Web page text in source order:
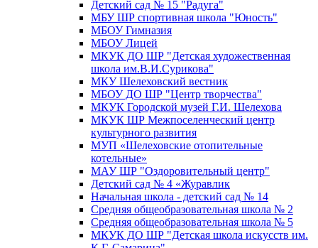
Детский сад № 15 "Радуга"
МБУ ШР спортивная школа "Юность"
МБОУ Гимназия
МБОУ Лицей
МКУК ДО ШР "Детская художественная
школа им.В.И.Сурикова"
МКУ Шелеховский вестник
МБОУ ДО ШР "Центр творчества"
МКУК Городской музей Г.И. Шелехова
МКУК ШР Межпоселенческий центр
культурного развития
МУП «Шелеховские отопительные
котельные»
МАУ ШР "Оздоровительный центр"
Детский сад № 4 «Журавлик
Начальная школа - детский сад № 14
Средняя общеобразовательная школа № 2
Средняя общеобразовательная школа № 5
МКУК ДО ШР "Детская школа искусств им.